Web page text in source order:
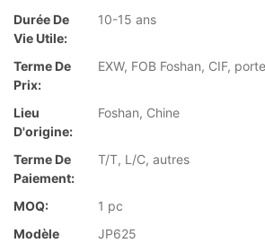
Durée De
Vie Utile:
10-15 ans
Terme De
Prix:
EXW, FOB Foshan, CIF,
Lieu
D'origine:
Foshan, Chine
Terme De
Paiement:
T/T, L/C, autres
MOQ:
1 pc
Modèle
JP625